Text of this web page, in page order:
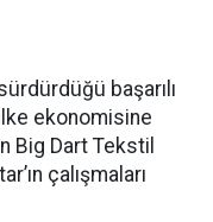
başarılı
ekonomisine
Big Dart Tekstil
çalışmaları